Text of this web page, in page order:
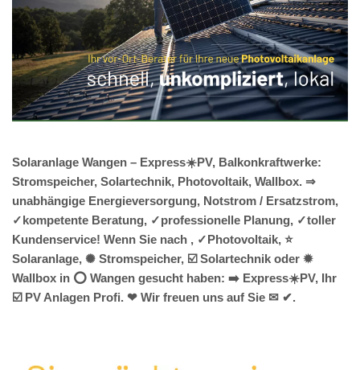
Solaranlage Wangen – Express☀️PV, Balkonkraftwerke:
Stromspeicher, Solartechnik, Photovoltaik, Wallbox. ⇒
unabhängige Energieversorgung, Notstrom / Ersatzstrom,
✓kompetente Beratung, ✓professionelle Planung, ✓toller
Kundenservice! Wenn Sie nach , ✓Photovoltaik, ⭐
Solaranlage, ✺ Stromspeicher, ☑️ Solartechnik oder ✹
Wallbox in ⭕ Wangen gesucht haben: ➡️ Express☀️PV️, Ihr
☑️ PV Anlagen Profi. ❤ Wir freuen uns auf Sie ✉ ✔.